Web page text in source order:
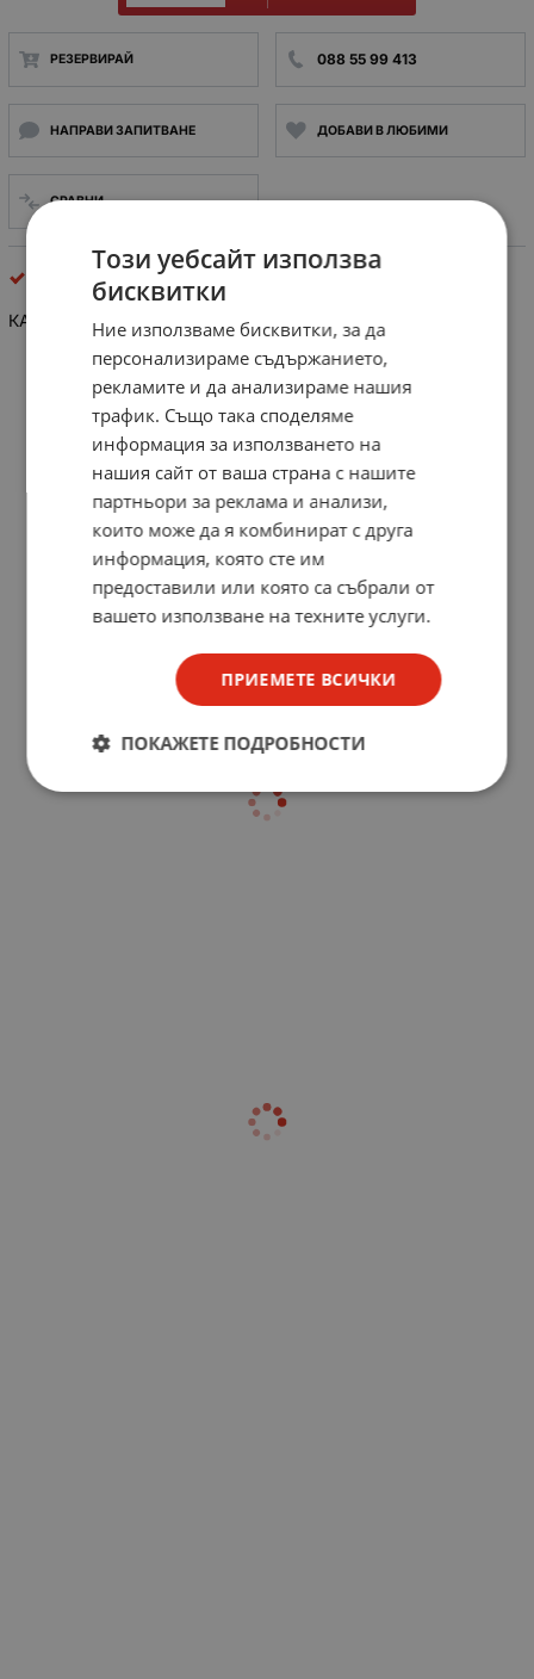
РЕЗЕРВИРАЙ 088 55 99 413
НАПРАВИ ЗАПИТВАНЕ ДОБАВИ В ЛЮБИМИ
СРАВНИ
кабели с конектори
КАБЕЛ ПЕТИЦА 2СТ.ЖАКА3.5 К-114
Този уебсайт използва
бисквитки
Ние използваме бисквитки, за да
персонализираме съдържанието,
рекламите и да анализираме нашия
трафик. Също така споделяме
информация за използването на
нашия сайт от ваша страна с нашите
партньори за реклама и анализи,
които може да я комбинират с друга
информация, която сте им
предоставили или която са събрали от
вашето използване на техните услуги.
ПРИЕМЕТЕ ВСИЧКИ
ПОКАЖЕТЕ ПОДРОБНОСТИ